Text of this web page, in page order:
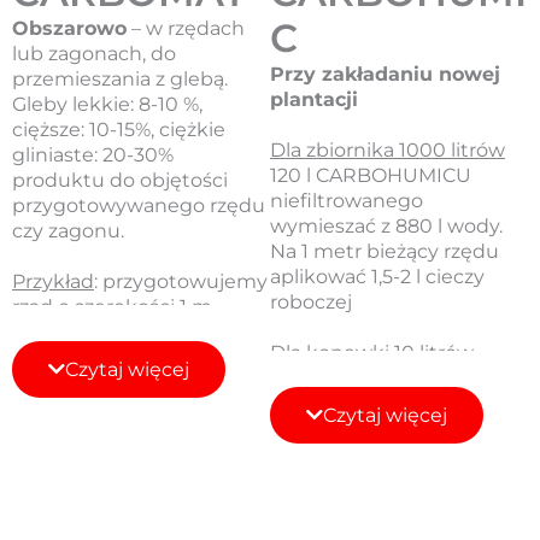
Obszarowo – w rzędach
lub zagonach, do
przemieszania z glebą.
Gleby lekkie: 8-10 %,
cięższe: 10-15%, ciężkie
gliniaste: 20-30%
produktu do objętości
przygotowywanego rzędu
czy zagonu.
Przykład: przygotowujemy
rząd o szerokości 1 m,
20 cm.Czytaj więcej
C
Przy zakładaniu nowej
plantacji
Dla zbiornika 1000 litrów
120 l CARBOHUMICU
niefiltrowanego
wymieszać z 880 l wody.
Na 1 metr bieżący rzędu
aplikować 1,5-2 l cieczy
roboczej
Dla konewki 10 litrów
niefiltrowanego
wymieszać z 9 l wody. Na 1
Czytaj więcej